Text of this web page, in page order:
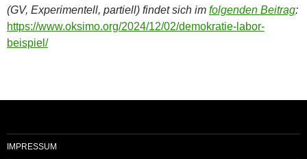
(GV, Experimentell, partiell) findet sich im folgenden Beitrag:
https://www.oksimo.org/2024/12/02/demokratie-labor-
beispiel/
IMPRESSUM